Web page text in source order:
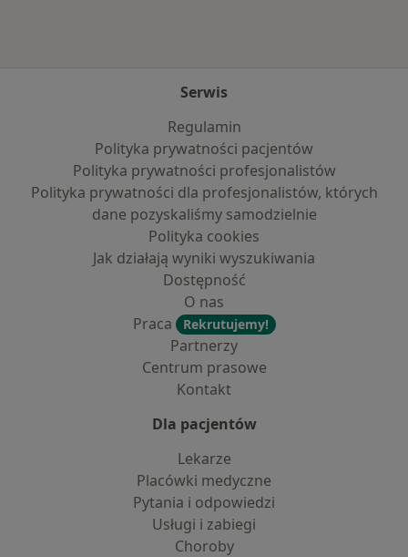
Serwis
Regulamin
Polityka prywatności pacjentów
Polityka prywatności profesjonalistów
Polityka prywatności dla profesjonalistów, których
dane pozyskaliśmy samodzielnie
Polityka cookies
Jak działają wyniki wyszukiwania
Dostępność
O nas
Praca
Rekrutujemy!
Partnerzy
Centrum prasowe
Kontakt
Dla pacjentów
Lekarze
Placówki medyczne
Pytania i odpowiedzi
Usługi i zabiegi
Choroby